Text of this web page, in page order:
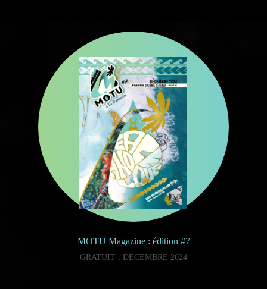
MOTU Magazine : édition #7
GRATUIT : DECEMBRE 2024